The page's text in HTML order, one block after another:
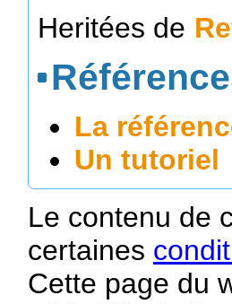
Heritées de
La
Un tutoriel
Le contenu de
certaines
Cette page du